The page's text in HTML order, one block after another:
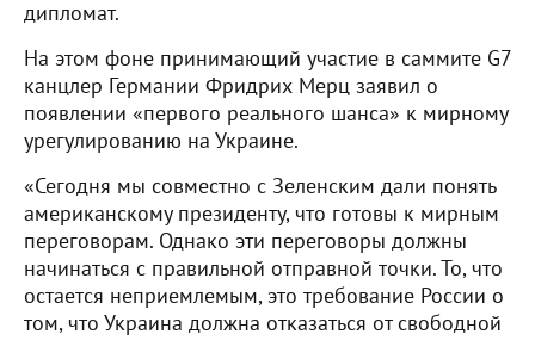
дипломат.
На этом фоне принимающий участие в саммите G7
канцлер Германии Фридрих Мерц заявил о
появлении «первого реального шанса» к мирному
урегулированию на Украине.
«Сегодня мы совместно с Зеленским дали понять
американскому президенту, что готовы к мирным
переговорам. Однако эти переговоры должны
начинаться с правильной отправной точки. То, что
остается неприемлемым, это требование России о
том, что Украина должна отказаться от свободной